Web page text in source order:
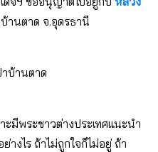
านตาด จ.อุดรธานี
บ้านตาด
ะมีพระชาวต่างประเทศแนะนำ
างไร ถ้าไม่ถูกใจก็ไม่อยู่ ถ้า